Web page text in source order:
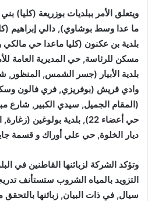
ويتعلق الأمر ببلديات بوزريعة (كليا)
ما عدا وسط بوشاوي), دالي إبراهيم
مسكن للرئاسة, حي المديرية العامة
بلدية الأبيار (جسر الشمس, المنظور,
وادي قريش (بوفريزي, فري فالون
(المقام الجميل, سيدي الكبير, شارع
حي أعضاء 22), بلدية بولوغين
ديار الخلوة, حي علي أوراك و قسمة
وتؤكد الشركة لزبائنها القاطنين في
التزويد بالمياه الشروب ستستأنف
سيال, في ذات البيان, زبائنها بالتحقق